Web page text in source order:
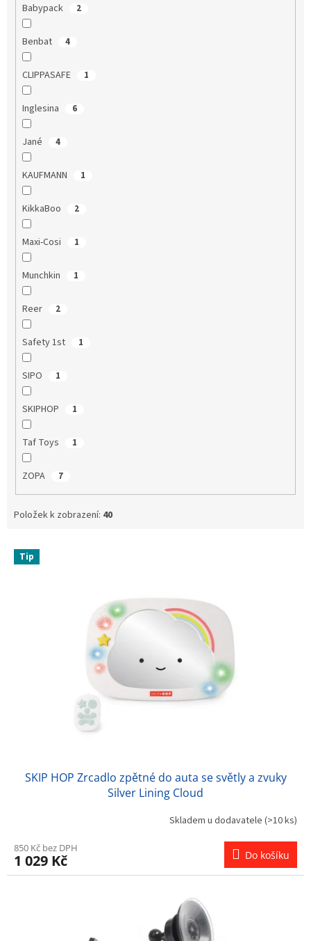
Babypack 2
Benbat 4
CLIPPASAFE 1
Inglesina 6
Jané 4
KAUFMANN 1
KikkaBoo 2
Maxi-Cosi 1
Munchkin 1
Reer 2
Safety 1st 1
SIPO 1
SKIPHOP 1
Taf Toys 1
ZOPA 7
Položek k zobrazení: 40
V Tip
SKIP HOP Zrcadlo zpětné do auta se světly a zvuky
Silver Lining Cloud
Skladem u dodavatele (>10 ks)
850 Kč bez DPH
1 029 Kč Do košíku